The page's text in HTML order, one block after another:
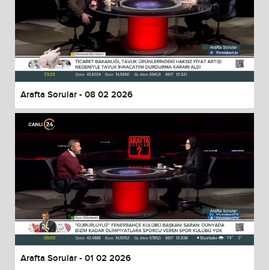
Arafta Sorular - 08 02 2026
Arafta Sorular - 01 02 2026